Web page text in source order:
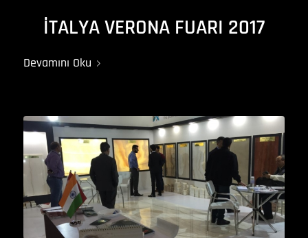
İTALYA VERONA FUARI 2017
Devamını Oku